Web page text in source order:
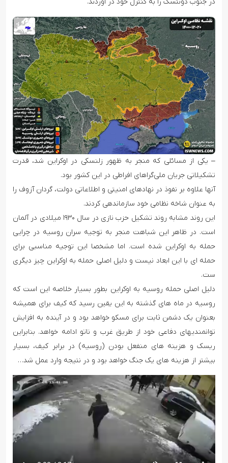
در جنوب دونتسک را به کنترل خود در آوردند.
– یکی از مسائلی که منجر به ظهور زلنسکی در اوکراین شد، قدرت
تشکیلاتی جریان ملی‌گراهای افراطی در این کشور بود.
آنها علاوه بر نفوذ در نهادهای امنیتی و اطلاعاتی دولت، گردان آزوف را
به عنوان شاخه نظامی خود سازماندهی کردند.
این روند مشابه روند تشکیل حزب نازی در سال ۱۹۳۰ میلادی در آلمان
است. در ظاهر این شباهت منجر به توجیه سران روسیه در چرایی
حمله به اوکراین شده است. اما مشخصا این توجیه مناسبی برای
حمله ای با این ابعاد نیست و دلیل اصلی حمله به اوکراین چیز دیگری
ست.
دلیل اصلی حمله روسیه به اوکراین بطور بسیار خلاصه این است که
روسیه در ماه های گذشته به این یقین رسید که کیف برای همیشه
بعنوان یک دشمن ثابت برای مسکو خواهد بود و در آینده به افزایش
توانمندیهای دفاعی خود از طریق غرب و ناتو ادامه خواهد. بنابراین
ریسک و هزینه های منفعل بودن (روسیه) در برابر کیف، بسیار
بیشتر از هزینه های یک جنگ خواهد بود و در نتیجه وارد عمل شد…